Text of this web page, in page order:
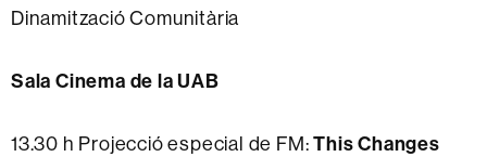
Dinamització Comunitària
Sala Cinema de la UAB
13.30 h Projecció especial de FM:This Changes